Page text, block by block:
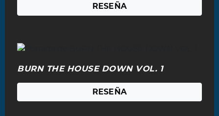
RESEÑA
BURN THE HOUSE DOWN VOL. 1
RESEÑA